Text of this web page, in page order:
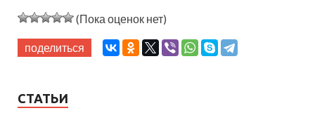
(Пока оценок нет)
поделиться
СТАТЬИ